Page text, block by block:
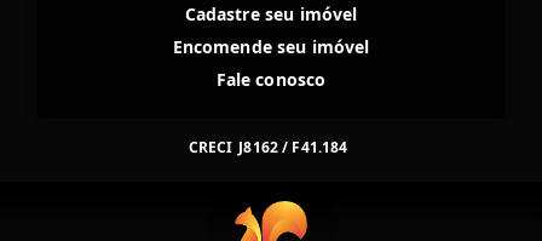
Cadastre seu imóvel
Encomende seu imóvel
Fale conosco
CRECI J8162 / F41.184